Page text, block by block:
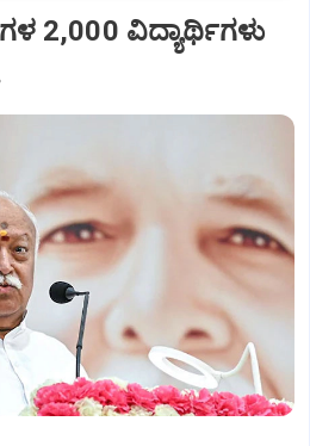
2,000 ವಿದ್ಯಾರ್ಥಿಗಳು